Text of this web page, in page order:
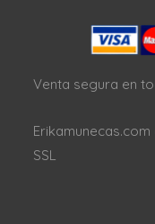
Venta segura en
SSL